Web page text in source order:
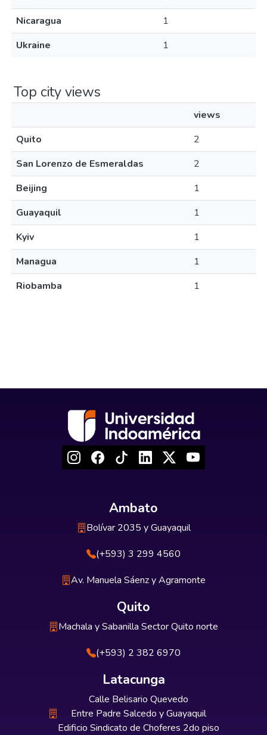
Nicaragua
1
Ukraine
1
Top city views
views
Quito
2
San Lorenzo de Esmeraldas
2
Beijing
1
Guayaquil
1
Kyiv
1
Managua
1
Riobamba
1
Ambato
Bolívar 2035 y Guayaquil
(+593) 3 299 4560
Av. Manuela Sáenz y Agramonte
Quito
Machala y Sabanilla Sector Quito norte
(+593) 2 382 6970
Latacunga
Calle Belisario Quevedo
Entre Padre Salcedo y Guayaquil
Edificio Sindicato de Choferes 2do piso